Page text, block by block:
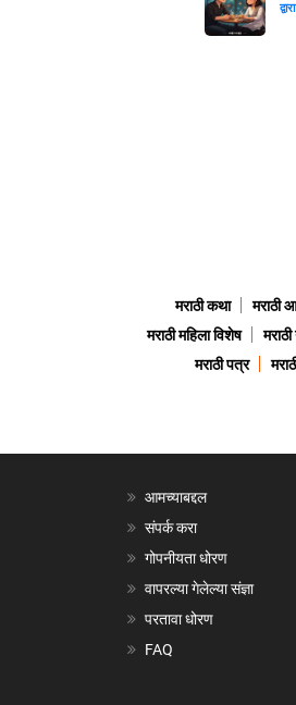
द्वारा
मराठी कथा मराठी
मराठी महिला विशेष
मराठी पत्र
आमच्याबद्दल
संपर्क करा
गोपनीयता धोरण
वापरल्या गेलेल्या संज्ञा
परतावा धोरण
FAQ